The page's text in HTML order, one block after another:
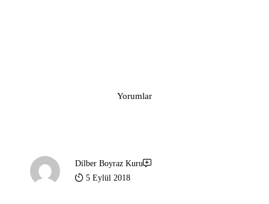
Yorumlar
Dilber Boyraz Kuru
5 Eylül 2018